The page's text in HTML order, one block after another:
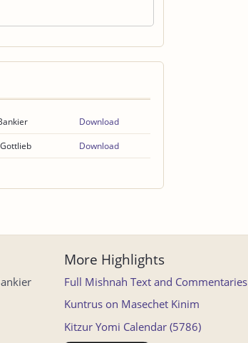
Download
Download
More Highlights
Full Mishnah Text and Commentaries
Kuntrus on Masechet Kinim
Kitzur Yomi Calendar (5786)